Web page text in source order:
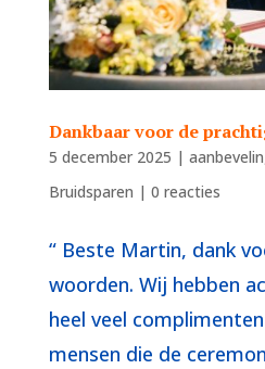
Dankbaar voor de
5 december 2025 |
Bruidsparen | 0 reacties
“ Beste Martin, dank
woorden. Wij hebben
heel veel
mensen die de